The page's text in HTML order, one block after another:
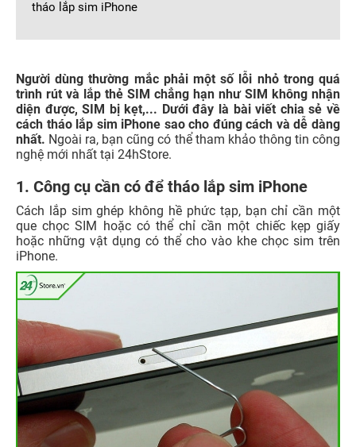
tháo lắp sim iPhone
Người dùng thường mắc phải một số lỗi nhỏ trong quá
trình rút và lắp thẻ SIM chẳng hạn như SIM không nhận
diện được, SIM bị kẹt,... Dưới đây là bài viết chia sẻ về
cách tháo lắp sim iPhone sao cho đúng cách và dễ dàng
nhất. Ngoài ra, bạn cũng có thể tham khảo thông tin công
nghệ mới nhất tại 24hStore.
1. Công cụ cần có để tháo lắp sim iPhone
Cách lắp sim ghép không hề phức tạp, bạn chỉ cần một
que chọc SIM hoặc có thể chỉ cần một chiếc kẹp giấy
hoặc những vật dụng có thể cho vào khe chọc sim trên
iPhone.